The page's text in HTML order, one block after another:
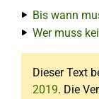
Bis wann
Wer muss
Dieser Text
2019. Die